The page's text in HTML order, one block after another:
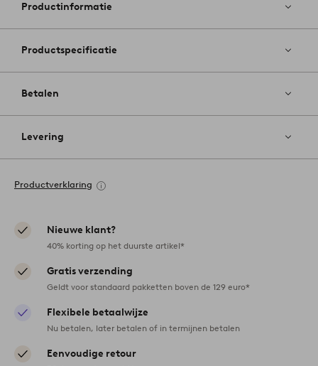
Productinformatie
Productspecificatie
Betalen
Levering
Productverklaring
Nieuwe klant?
40% korting op het duurste artikel*
Gratis verzending
Geldt voor standaard pakketten boven de 129 euro*
Flexibele betaalwijze
Nu betalen, later betalen of in termijnen betalen
Eenvoudige retour